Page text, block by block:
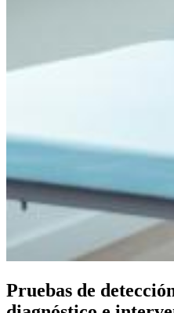
Pruebas de